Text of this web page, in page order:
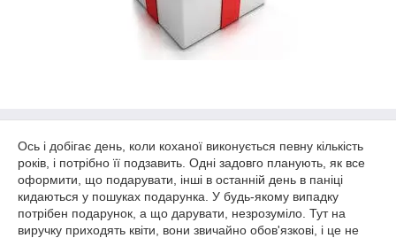
Ось і добігає день, коли коханої виконується певну кількість
років, і потрібно її подзавить. Одні задовго планують, як все
оформити, що подарувати, інші в останній день в паніці
кидаються у пошуках подарунка. У будь-якому випадку
потрібен подарунок, а що дарувати, незрозуміло. Тут на
виручку приходять квіти, вони звичайно обов'язкові, і це не